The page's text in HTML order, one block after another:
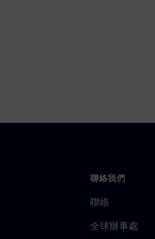
聯絡我們
聯絡
全球辦事處